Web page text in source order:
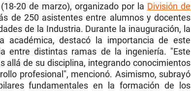
20 de marzo), organizado por la División de
de 250 asistentes entre alumnos y docentes
de la Industria. Durante la inauguración, la
académica, destacó la importancia de este
entre distintas ramas de la ingeniería. "Este
allá de su disciplina, integrando conocimientos
profesional", mencionó. Asimismo, subrayó
fundamentales en la formación de los